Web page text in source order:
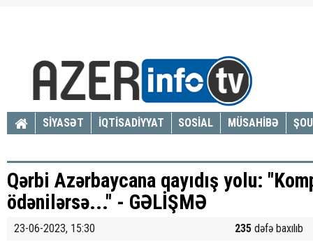
SİYASƏT İQTİSADİYYAT SOSİAL MÜSAHİBƏ
Qərbi Azərbaycana qayıdış yolu:
ödənilərsə..." - GƏLİŞMƏ
23-06-2023, 15:30 235 dəfə baxılıb